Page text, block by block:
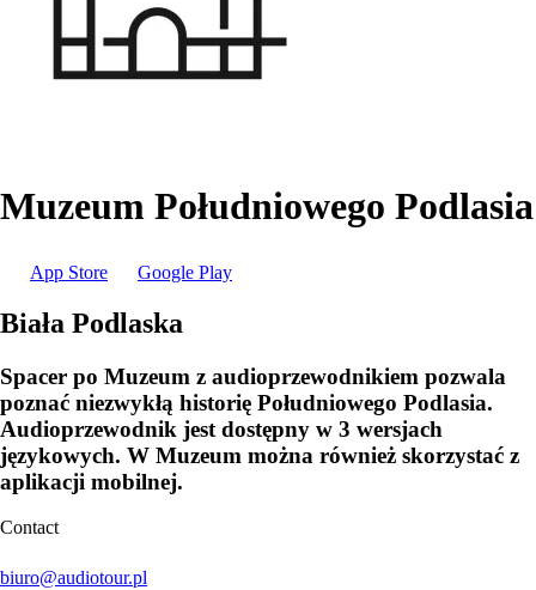
Muzeum Południowego Podlasia
App Store Google Play
Biała Podlaska
Spacer po Muzeum z audioprzewodnikiem pozwala
poznać niezwykłą historię Południowego Podlasia.
Audioprzewodnik jest dostępny w 3 wersjach
językowych. W Muzeum można również skorzystać z
aplikacji mobilnej.
Contact
biuro@audiotour.pl